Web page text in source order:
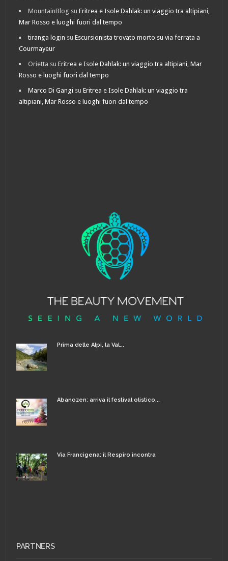
MountainBlog suEritrea e Isole Dahlak: un viaggio tra altipiani,
Mar Rosso e luoghi fuori dal tempo
tiranga login suEscursionista trovato morto su via ferrata a
Courmayeur
Orietta suEritrea e Isole Dahlak: un viaggio tra altipiani, Mar
Rosso e luoghi fuori dal tempo
Marco Di Gangi suEritrea e Isole Dahlak: un viaggio tra
altipiani, Mar Rosso e luoghi fuori dal tempo
Prima delle Alpi, la Val...
Abanozen: arriva il festival olistico...
Via Francigena: il Respiro incontra
PARTNERS